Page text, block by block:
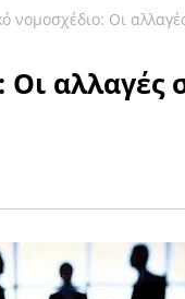
νομοσχέδιο: Οι
αλλαγές